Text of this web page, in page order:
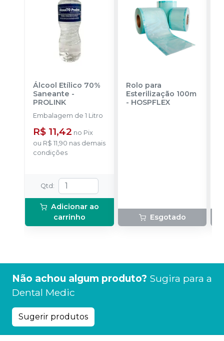
Álcool Etílico 70%
Saneante -
PROLINK
Embalagem de 1 Litro
R$ 11,42 no Pix
ou R$ 11,90 nas demais
condições
Qtd :
Adicionar ao
carrinho
Rolo para
Esterilização 100m
- HOSPFLEX
Esgotado
Não achou algum produto? Sugira para a
Dental Medic
Sugerir produtos